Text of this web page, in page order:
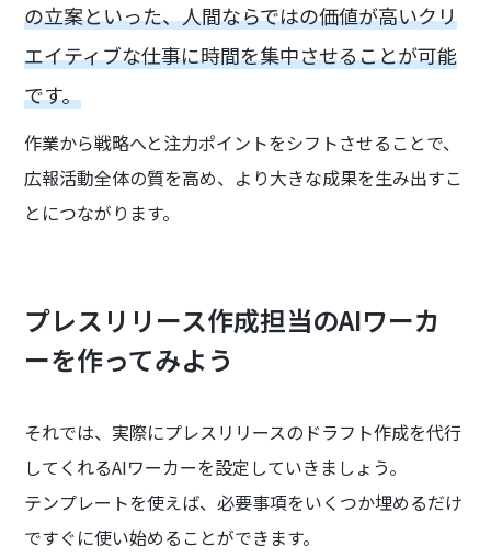
の立案といった、人間ならではの価値が高いクリ
エイティブな仕事に時間を集中させることが可能
です。
作業から戦略へと注力ポイントをシフトさせることで、
広報活動全体の質を高め、より大きな成果を生み出すこ
とにつながります。
プレスリリース作成担当のAIワーカ
ーを作ってみよう
それでは、実際にプレスリリースのドラフト作成を代行
してくれるAIワーカーを設定していきましょう。
テンプレートを使えば、必要事項をいくつか埋めるだけ
ですぐに使い始めることができます。